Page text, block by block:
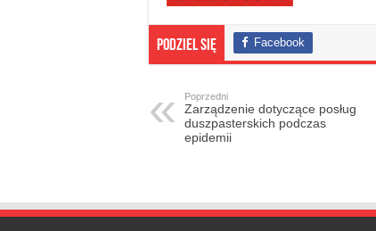
Podziel się Facebook
Poprzedni
Zarządzenie dotyczące posług
duszpasterskich podczas
epidemii